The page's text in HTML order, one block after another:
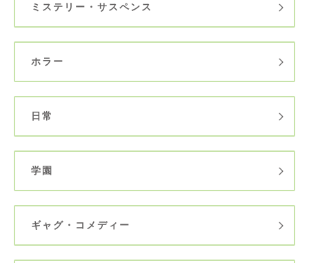
ミステリー・サスペンス
ホラー
日常
学園
ギャグ・コメディー